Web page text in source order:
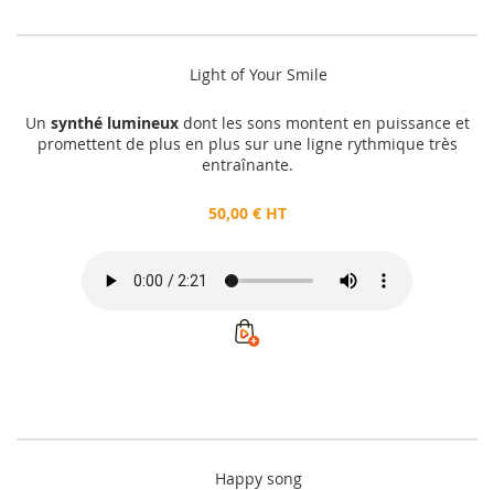
Light of Your Smile
Un synthé lumineuxdont les sons montent en puissance et
promettent de plus en plus sur une ligne rythmique très
entraînante.
50,00 € HT
Happy song